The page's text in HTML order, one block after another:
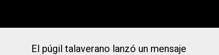
El púgil talaverano lanzó un mensaje